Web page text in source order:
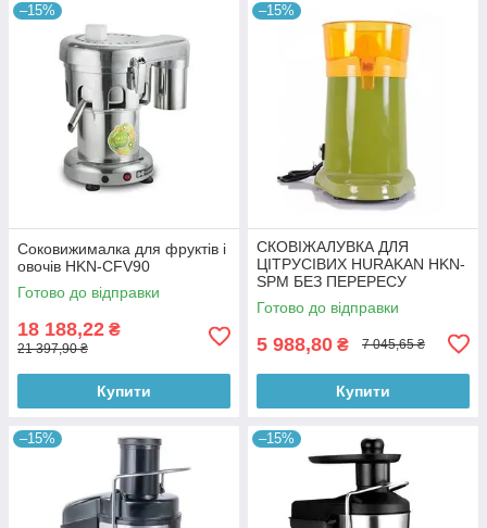
–15%
Соковижималка для фруктів і
овочів HKN-CFV90
Готово до відправки
18 188,22 ₴
21 397,90 ₴
Купити
–15%
СКОВІЖАЛУВКА ДЛЯ
ЦІТРУСІВИХ HURAKAN HKN-
SPM БЕЗ ПЕРЕРЕСУ
Готово до відправки
5 988,80 ₴ 7 045,65 ₴
Купити
–15% –15%